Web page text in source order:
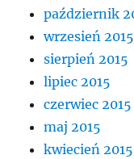
październik
wrzesień 2015
sierpień 2015
lipiec 2015
czerwiec 2015
maj 2015
kwiecień 2015